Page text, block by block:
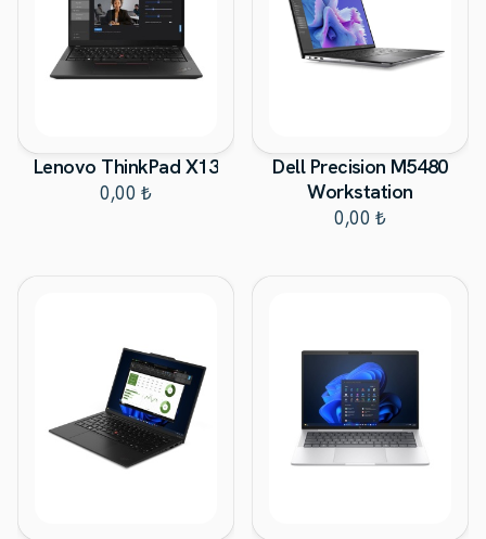
Lenovo ThinkPad X13
0,00 ₺
Dell Precision M5480
Workstation
0,00 ₺